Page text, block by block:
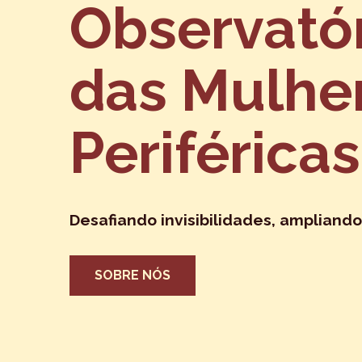
das
Periféricas
Desafiando invisibilidades,
SOBRE NÓS